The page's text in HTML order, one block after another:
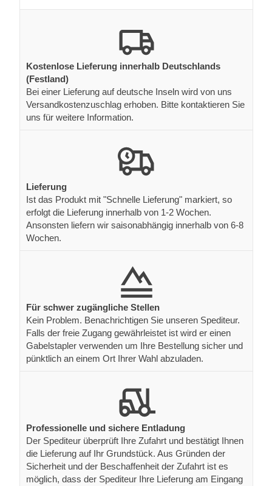
Kostenlose Lieferung innerhalb Deutschlands
(Festland)
Bei einer Lieferung auf deutsche Inseln wird von uns
Versandkostenzuschlag erhoben. Bitte kontaktieren Sie
uns für weitere Information.
Lieferung
Ist das Produkt mit "Schnelle Lieferung" markiert, so
erfolgt die Lieferung innerhalb von 1-2 Wochen.
Ansonsten liefern wir saisonabhängig innerhalb von 6-8
Wochen.
Für schwer zugängliche Stellen
Kein Problem. Benachrichtigen Sie unseren Spediteur.
Falls der freie Zugang gewährleistet ist wird er einen
Gabelstapler verwenden um Ihre Bestellung sicher und
pünktlich an einem Ort Ihrer Wahl abzuladen.
Professionelle und sichere Entladung
Der Spediteur überprüft Ihre Zufahrt und bestätigt Ihnen
die Lieferung auf Ihr Grundstück. Aus Gründen der
Sicherheit und der Beschaffenheit der Zufahrt ist es
möglich, dass der Spediteur Ihre Lieferung am Eingang